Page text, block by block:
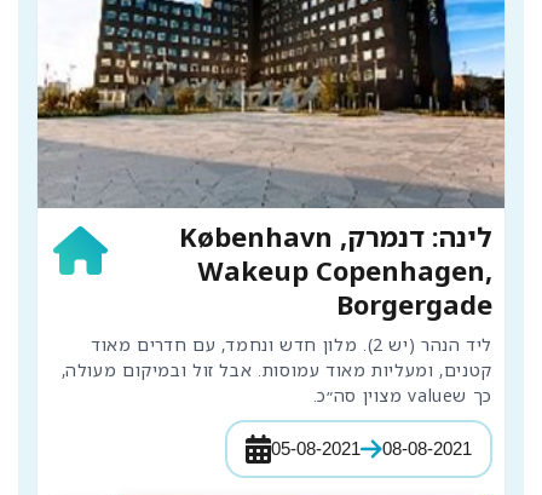
לינה: דנמרק, København
Wakeup Copenhagen,
Borgergade
כך שvalue מצוין סה״כ.
05-08-2021 08-08-2021